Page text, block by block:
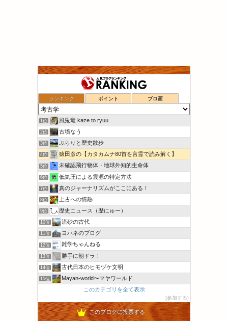
ランキング ポイント ブロ画
1位 風兎竜 kaze to ryuu
2位 古墳なう
3位 ぶらりと歴史散歩
4位 猿田彦の【カタカムナ80首を言霊で読み解く】
5位 未確認飛行物体・地球外知的生命体
6位 低気圧による震源の特定方法
7位 真のジャーナリズムがここにある！
8位 上古への情熱
9位 歴史ニュース（歴にゅー）
10位 流砂の古代
11位 ヨハネのブログ
12位 雑学ちゃんねる
13位 勝手に朝ドラ！
14位 古代日本のヒモヅケ文明
15位
Mayan‐world〜マヤワールド
このカテゴリを全て表示
参加する
このブログに投票する